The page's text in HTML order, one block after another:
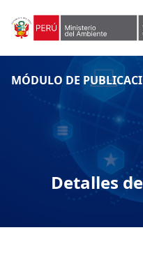
MÓDULO DE
Detalles